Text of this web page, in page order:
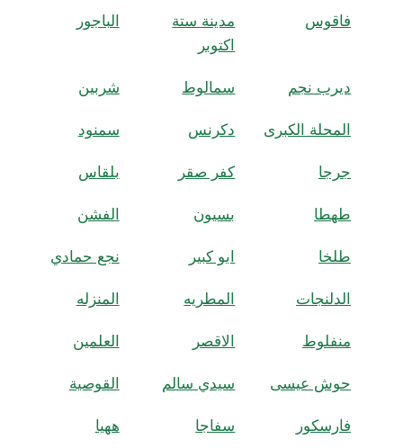
فاقوس
مدينة ستة
اكتوبر
الباجور
ديرب نجم سمالوط شربين
المحلة الكبرى دكرنس سمنود
جرجا كفر صقر بلقاس
طهطا بسيون الفشن
طلخا ابو كبير نجع حمادي
الدلنجات المطريه المنزله
منفلوط الاقصر العلمين
حوش عيسى سيدي سالم القوصية
فارسكور سفاجا ههيا